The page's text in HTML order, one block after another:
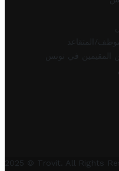
المتقاعد
المقيمين في تونس
2025 © Trovit. All Rights